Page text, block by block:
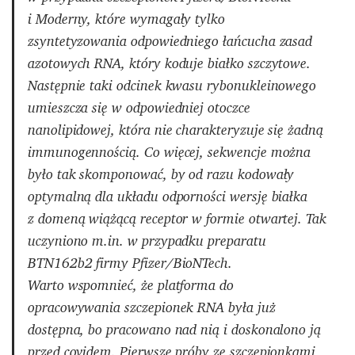
i Moderny, które wymagały tylko
zsyntetyzowania odpowiedniego łańcucha zasad
azotowych RNA, który koduje białko szczytowe.
Następnie taki odcinek kwasu rybonukleinowego
umieszcza się w odpowiedniej otoczce
nanolipidowej, która nie charakteryzuje się żadną
immunogennością. Co więcej, sekwencje można
było tak skomponować, by od razu kodowały
optymalną dla układu odporności wersję białka
z domeną wiążącą receptor w formie otwartej. Tak
uczyniono m.in. w przypadku preparatu
BTN162b2 firmy Pfizer/BioNTech.
Warto wspomnieć, że platforma do
opracowywania szczepionek RNA była już
dostępna, bo pracowano nad nią i doskonalono ją